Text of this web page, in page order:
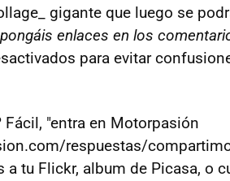
gigante que luego se
enlaces en los
para evitar
Fácil, "entra en Motorpasión
respuestas/
tu Flickr, album de Picasa, o